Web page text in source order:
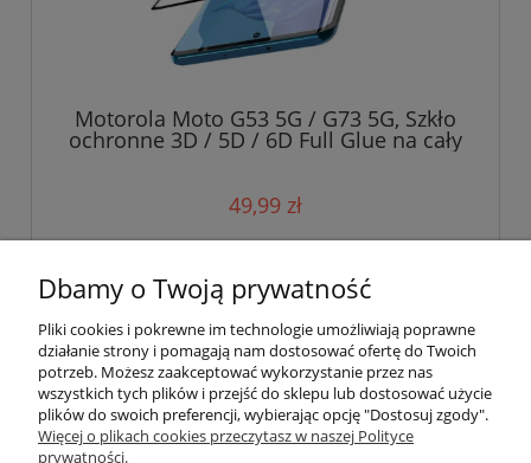
Motorola Moto G53 5G / G73 5G, Szkło
ochronne 3D / 5D / 6D Full Glue na cały
49,99 zł
Pomoc
Dbamy o Twoją prywatność
Pliki cookies i pokrewne im technologie umożliwiają poprawne
działanie strony i pomagają nam dostosować ofertę do Twoich
potrzeb. Możesz zaakceptować wykorzystanie przez nas
wszystkich tych plików i przejść do sklepu lub dostosować użycie
plików do swoich preferencji, wybierając opcję "Dostosuj zgody".
Więcej o plikach cookies przeczytasz w naszej Polityce
prywatności.